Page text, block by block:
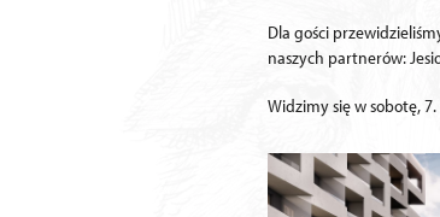
Dla gości
naszych partnerów:
Widzimy się w sobotę,